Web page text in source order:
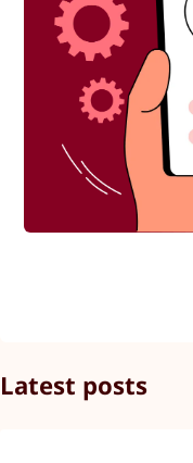
Latest posts